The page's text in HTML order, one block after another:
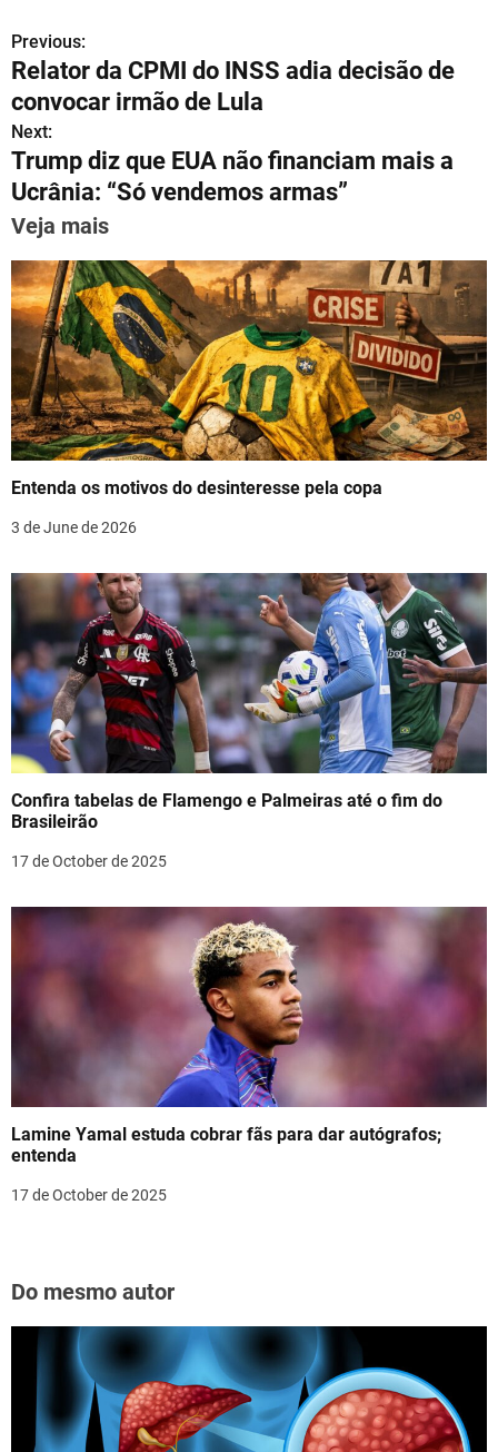
at
s
A
p
p
e
gr
a
m
c
e
b
o
o
ai
l
er
e
e
n
ar
e
P
o
s
t
n
a
v
i
g
a
t
n
Previous:
Relator da CPMI do INSS adia decisão de
convocar irmão de Lula
Next:
Trump diz que EUA não financiam mais a
Ucrânia: “Só vendemos armas”
Veja mais
Entenda os motivos do desinteresse pela copa
3 de June de 2026
Confira tabelas de Flamengo e Palmeiras até o fim do
Brasileirão
17 de October de 2025
Lamine Yamal estuda cobrar fãs para dar autógrafos;
entenda
17 de October de 2025
Do mesmo autor